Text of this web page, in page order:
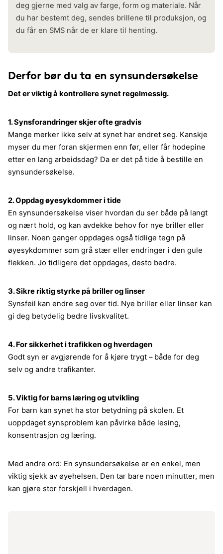
deg gjerne med valg av farge, form og materiale. Når
du har bestemt deg, sendes brillene til produksjon, og
du får en SMS når de er klare til henting.
Derfor bør du ta en synsundersøkelse
Det er viktig å kontrollere synet regelmessig.
1. Synsforandringer skjer ofte gradvis
Mange merker ikke selv at synet har endret seg. Kanskje
myser du mer foran skjermen enn før, eller får hodepine
etter en lang arbeidsdag? Da er det på tide å bestille en
synsundersøkelse.
2. Oppdag øyesykdommer i tide
En synsundersøkelse viser hvordan du ser både på langt
og nært hold, og kan avdekke behov for nye briller eller
linser. Noen ganger oppdages også tidlige tegn på
øyesykdommer som grå stær eller endringer i den gule
flekken. Jo tidligere det oppdages, desto bedre.
3. Sikre riktig styrke på briller og linser
Synsfeil kan endre seg over tid. Nye briller eller linser kan
gi deg betydelig bedre livskvalitet.
4. For sikkerhet i trafikken og hverdagen
Godt syn er avgjørende for å kjøre trygt – både for deg
selv og andre trafikanter.
5. Viktig for barns læring og utvikling
For barn kan synet ha stor betydning på skolen. Et
uoppdaget synsproblem kan påvirke både lesing,
konsentrasjon og læring.
Med andre ord: En synsundersøkelse er en enkel, men
viktig sjekk av øyehelsen. Den tar bare noen minutter, men
kan gjøre stor forskjell i hverdagen.